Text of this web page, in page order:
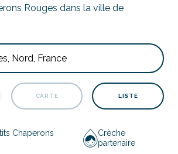
Rouges dans la ville de
CARTE LISTE
Chaperons
Crèche
partenaire